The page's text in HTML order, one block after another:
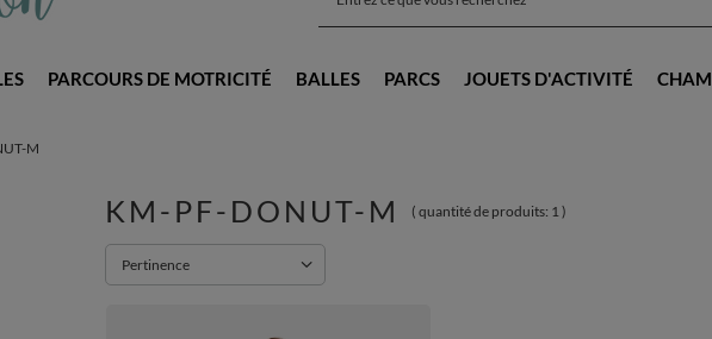
PARCOURS DE MOTRICITÉ BALLES PARCS JOUETS D'ACTIVITÉ
M
KM-PF-DONUT-M ( quantité de produits: 1)
Zmień sortowanie
Pertinence